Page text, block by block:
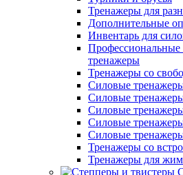
Тренажеры для
Дополнительные
Инвентарь для
Профессиональные
тренажеры
Тренажеры со
Силовые
Силовые
Силовые
Силовые
Силовые
Тренажеры со
Тренажеры для